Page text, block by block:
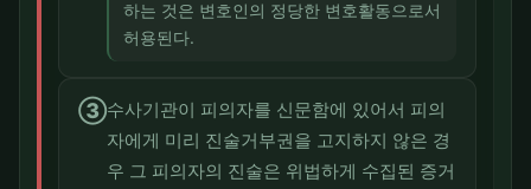
하는 것은 변호인의 정당한 변호활동으로서
허용된다.
③수사기관이 피의자를 신문함에 있어서 피의
자에게 미리 진술거부권을 고지하지 않은 경
우 그 피의자의 진술은 위법하게 수집된 증거